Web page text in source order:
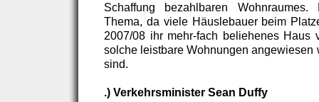
Schaffung bezahlbaren
Thema, da viele Häuslebauer beim
2007/08 ihr mehr-fach beliehenes Haus
solche leistbare Wohnungen angewiesen
sind.
.) Verkehrsminister Sean Duffy